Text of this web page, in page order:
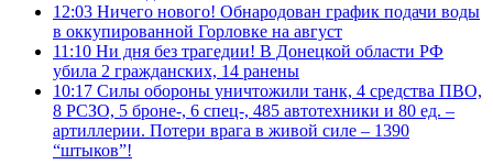
12:03 Ничего нового! Обнародован график подачи воды
в оккупированной Горловке на август
11:10 Ни дня без трагедии! В Донецкой области РФ
убила 2 гражданских, 14 ранены
10:17 Силы обороны уничтожили танк, 4 средства ПВО,
8 РСЗО, 5 броне-, 6 спец-, 485 автотехники и 80 ед. –
артиллерии. Потери врага в живой силе – 1390
“штыков”!